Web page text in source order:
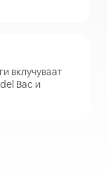
вклучуваат
Bac и